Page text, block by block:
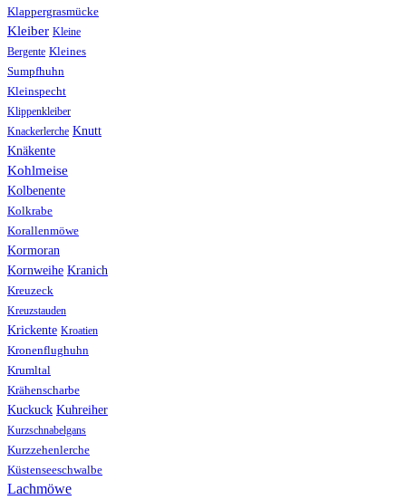
Klappergrasmücke
Kleiber Kleine
Bergente Kleines
Sumpfhuhn
Kleinspecht
Klippenkleiber
Knackerlerche Knutt
Knäkente
Kohlmeise
Kolbenente
Kolkrabe
Korallenmöwe
Kormoran
Kornweihe Kranich
Kreuzeck
Kreuzstauden
Krickente Kroatien
Kronenflughuhn
Krumltal
Krähenscharbe
Kuckuck Kuhreiher
Kurzschnabelgans
Kurzzehenlerche
Küstenseeschwalbe
Lachmöwe